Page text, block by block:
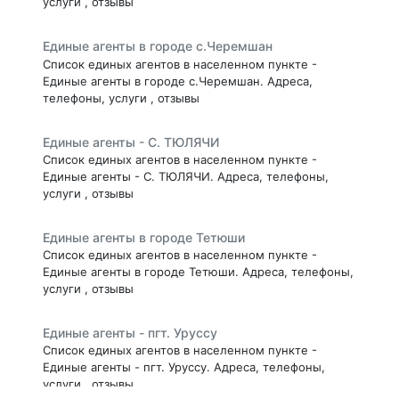
Единые агенты в городе с.Черемшан
Список единых агентов в населенном пункте -
Единые агенты в городе с.Черемшан. Адреса,
телефоны, услуги , отзывы
Единые агенты - С. ТЮЛЯЧИ
Список единых агентов в населенном пункте -
Единые агенты - С. ТЮЛЯЧИ. Адреса, телефоны,
услуги , отзывы
Единые агенты в городе Тетюши
Список единых агентов в населенном пункте -
Единые агенты в городе Тетюши. Адреса, телефоны,
услуги , отзывы
Единые агенты - пгт. Уруссу
Список единых агентов в населенном пункте -
Единые агенты - пгт. Уруссу. Адреса, телефоны,
услуги , отзывы